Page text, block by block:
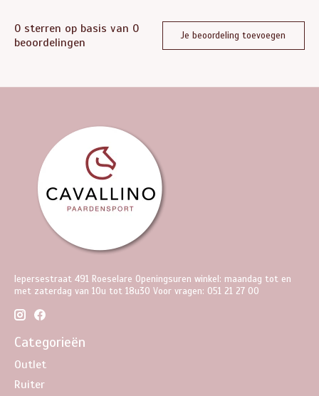
0 sterren op basis van 0
beoordelingen
Je beoordeling toevoegen
Iepersestraat 491 Roeselare Openingsuren winkel: maandag tot en
met zaterdag van 10u tot 18u30 Voor vragen: 051 21 27 00
Categorieën
Outlet
Ruiter